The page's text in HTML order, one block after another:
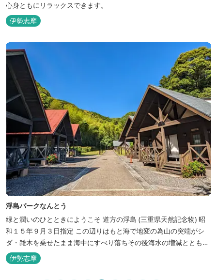
心身ともにリラックスできます。
伊勢志摩
浮島パークなんとう
緑と潤いのひとときにようこそ ​道方の浮島 (三重県天然記念物) 昭
和１５年９月３日指定 この辺りはもと海で地変の為山の突端がシ
ダ・雑木を乗せたまま海中にすべり落ちその後海水の増減とともに
浮き沈みするようになったと伝えられています。 周辺は浮島を廻る
散策路が設けられ、また海岸線が一望できる展望塔へと続く遊歩道
伊勢志摩